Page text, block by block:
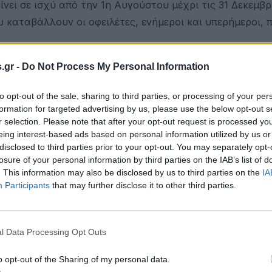
- Do Not Process My Personal Information
opt-out of the sale, sharing to third parties, or processing of your
for targeted advertising by us, please use the below opt-out
selection. Please note that after your opt-out request is processed
interest-based ads based on personal information utilized by us
to third parties prior to your opt-out. You may separately
of your personal information by third parties on the IAB’s list of
This information may also be disclosed by us to third parties on the
Participants that may further disclose it to other third parties.
Data Processing Opt Outs
opt-out of the Sharing of my personal data.
σε ισχύ από την 1η Αυγούστου μέχρι τις 31
οι οφειλέτες, ενήμεροι και υπερήμεροι,
πρόγραμμα ενίσχυσης των δόσεων είναι η 29η
εκείνη θα μπορούν να υπαχθούν σε αυτό. Το
ως την ημερομηνία εκείνη αλλά και για αυτά που
για την επιδότηση δόσεων δανείων θεωρούνται
Τραπεζικές πηγές τοποθετούν το μέγεθος αυτό στις
να πληροί ταυτόχρονα και τα εισοδηματικά και
που έχει υποστεί από την κρίση του κορωνοϊού.
τα εισοδηματικά και περιουσιακά κριτήρια
νόμου για τα υπερχρεωμένα νοικοκυριά. Αυτό
250.000 ευρώ, η συνολική αξία της υπόλοιπης